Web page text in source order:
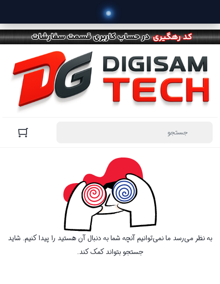
به نظر می‌رسد ما نمی‌توانیم آنچه شما به دنبال آن هستید را پیدا کنیم. شاید
جستجو بتواند کمک کند.